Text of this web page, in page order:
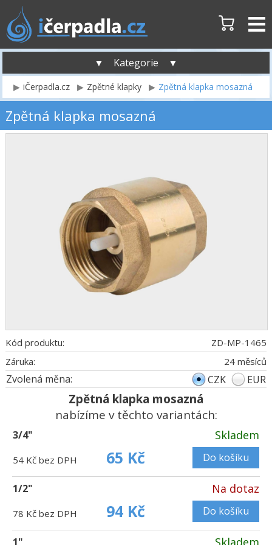
▼ Kategorie ▼
iČerpadla.cz Zpětné klapky Zpětná klapka mosazná
Zpětná klapka mosazná
Kód produktu:
ZD-MP-1465
Záruka:
24 měsíců
Zvolená měna: CZK EUR
Zpětná klapka mosazná
nabízíme v těchto variantách:
3/4" Skladem
54 Kč bez DPH 65 Kč Do košíku
1/2" Na dotaz
78 Kč bez DPH 94 Kč Do košíku
1"